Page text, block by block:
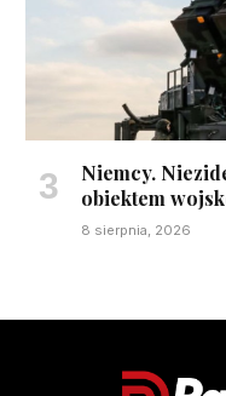
Niemcy.
obiektem
8 sierpnia, 2026